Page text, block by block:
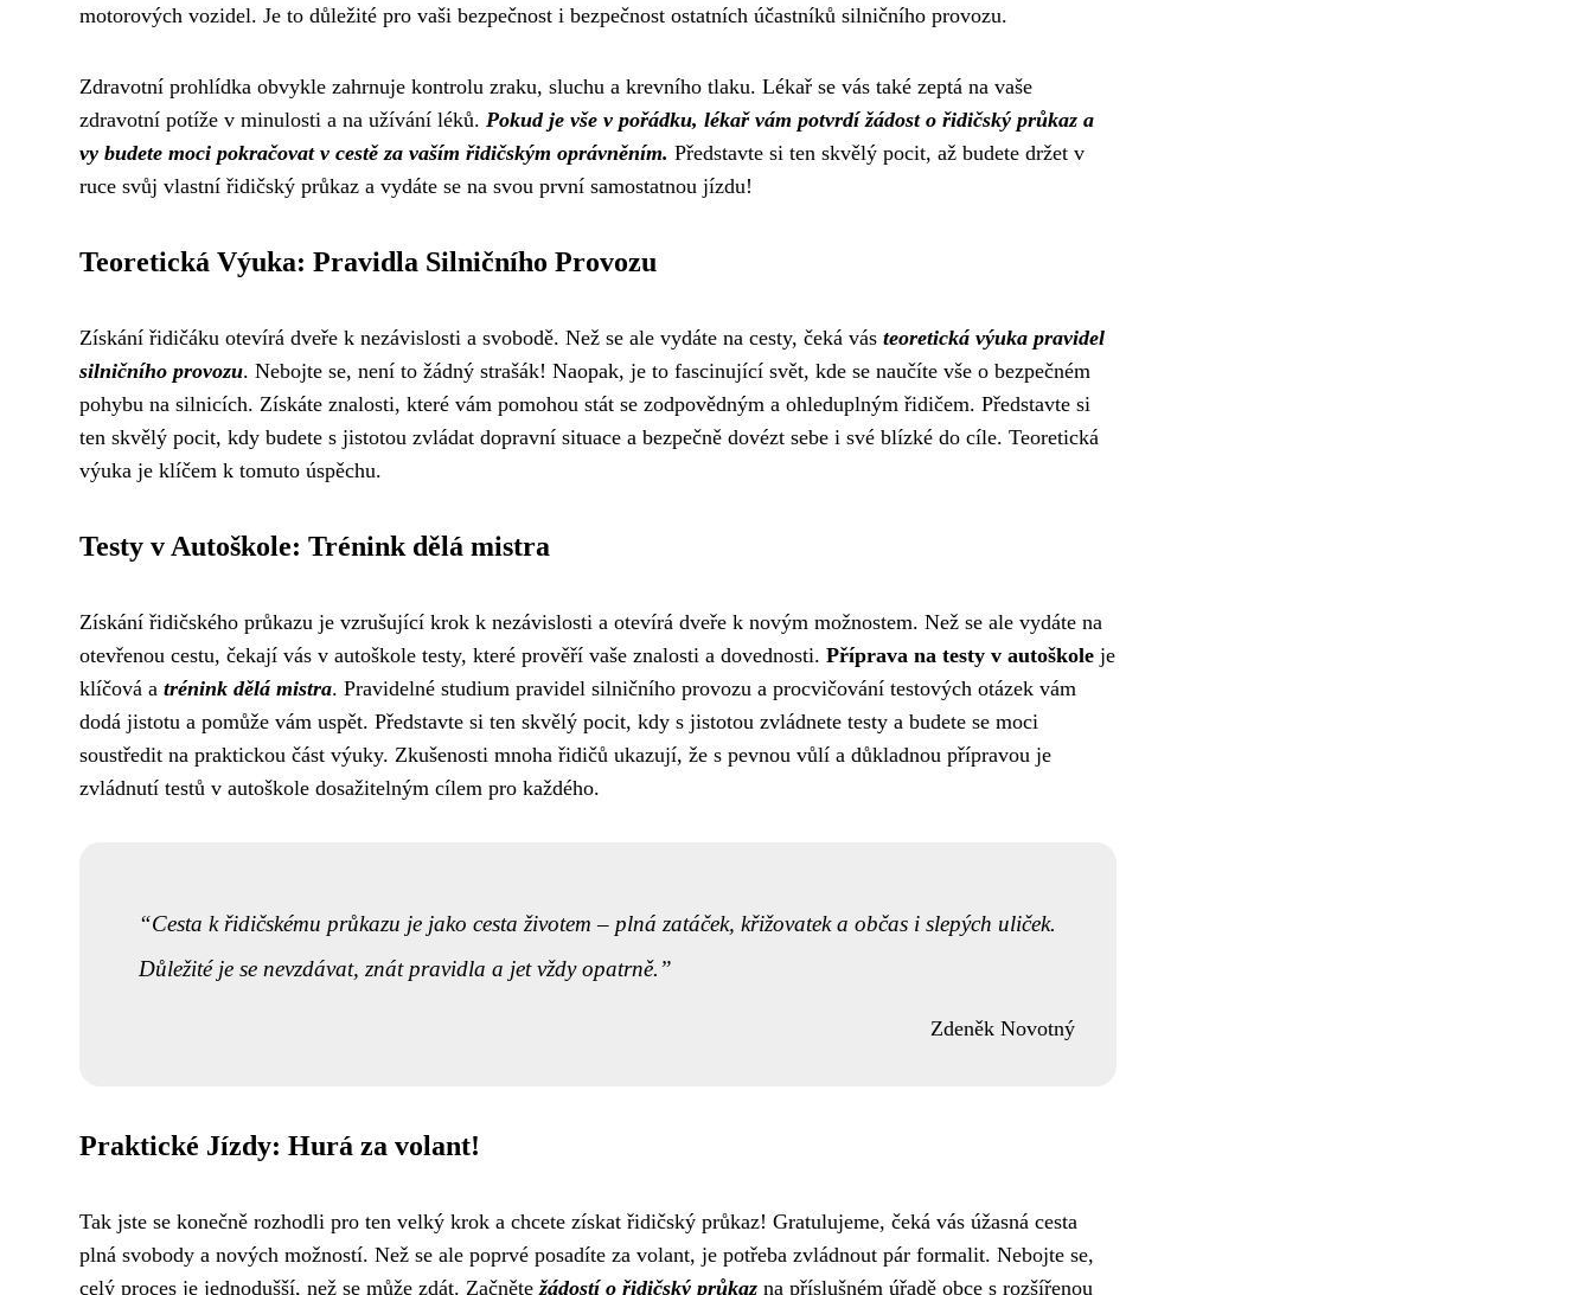
motorových vozidel. Je to důležité pro vaši bezpečnost i bezpečnost ostatních účastníků silničního provozu.
Zdravotní prohlídka obvykle zahrnuje kontrolu zraku, sluchu a krevního tlaku. Lékař se vás také zeptá na vaše
zdravotní potíže v minulosti a na užívání léků. Pokud je vše v pořádku, lékař vám potvrdí žádost o řidičský průkaz a
vy budete moci pokračovat v cestě za vaším řidičským oprávněním. Představte si ten skvělý pocit, až budete držet v
ruce svůj vlastní řidičský průkaz a vydáte se na svou první samostatnou jízdu!
Teoretická Výuka: Pravidla Silničního Provozu
Získání řidičáku otevírá dveře k nezávislosti a svobodě. Než se ale vydáte na cesty, čeká vás teoretická výuka pravidel
silničního provozu. Nebojte se, není to žádný strašák! Naopak, je to fascinující svět, kde se naučíte vše o bezpečném
pohybu na silnicích. Získáte znalosti, které vám pomohou stát se zodpovědným a ohleduplným řidičem. Představte si
ten skvělý pocit, kdy budete s jistotou zvládat dopravní situace a bezpečně dovézt sebe i své blízké do cíle. Teoretická
výuka je klíčem k tomuto úspěchu.
Testy v Autoškole: Trénink dělá mistra
Získání řidičského průkazu je vzrušující krok k nezávislosti a otevírá dveře k novým možnostem. Než se ale vydáte na
otevřenou cestu, čekají vás v autoškole testy, které prověří vaše znalosti a dovednosti. Příprava na testy v autoškole je
klíčová a trénink dělá mistra. Pravidelné studium pravidel silničního provozu a procvičování testových otázek vám
dodá jistotu a pomůže vám uspět. Představte si ten skvělý pocit, kdy s jistotou zvládnete testy a budete se moci
soustředit na praktickou část výuky. Zkušenosti mnoha řidičů ukazují, že s pevnou vůlí a důkladnou přípravou je
zvládnutí testů v autoškole dosažitelným cílem pro každého.
Cesta k řidičskému průkazu je jako cesta životem – plná zatáček, křižovatek a občas i slepých uliček.
Důležité je se nevzdávat, znát pravidla a jet vždy opatrně.
Zdeněk Novotný
Praktické Jízdy: Hurá za volant!
Tak jste se konečně rozhodli pro ten velký krok a chcete získat řidičský průkaz! Gratulujeme, čeká vás úžasná cesta
plná svobody a nových možností. Než se ale poprvé posadíte za volant, je potřeba zvládnout pár formalit. Nebojte se,
celý proces je jednodušší, než se může zdát. Začnětežádostí o řidičský průkaz na příslušném úřadě obce s rozšířenou